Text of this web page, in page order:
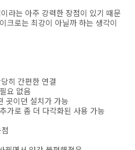
라는 아주 강력한 장점이 있기 때문
크로는 최강이 아닐까 하는 생각이
히 간편한 연결
요 없음
곳이던 설치가 가능
가로 좀 더 다각화된 사용 가능